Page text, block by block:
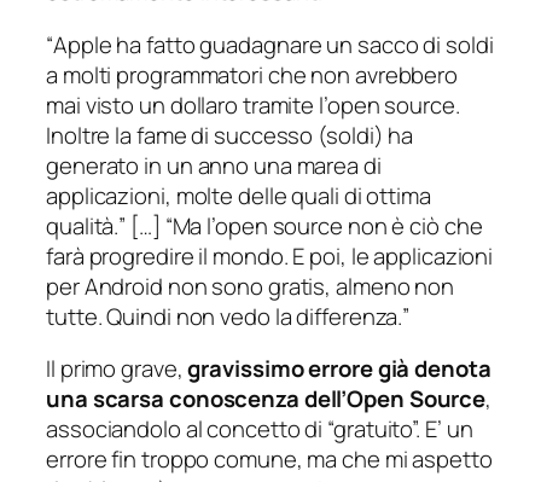
“Apple ha fatto guadagnare un sacco di soldi
a molti programmatori che non avrebbero
mai visto un dollaro tramite l’open source.
Inoltre la fame di successo (soldi) ha
generato in un anno una marea di
applicazioni, molte delle quali di ottima
qualità.” […] “Ma l’open source non è ciò che
farà progredire il mondo. E poi, le applicazioni
per Android non sono gratis, almeno non
tutte. Quindi non vedo la differenza.”
Il primo grave,gravissimo errore già denota
una scarsa conoscenza dell’Open Source,
associandolo al concetto di “gratuito”. E’ un
errore fin troppo comune, ma che mi aspetto